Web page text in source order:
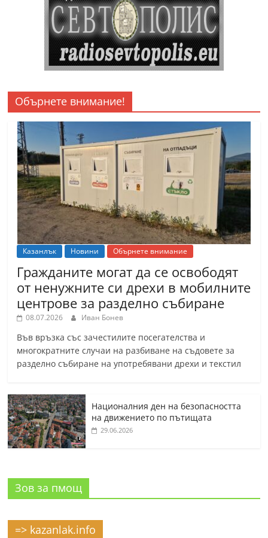
Обърнете внимание!
Казанлък Новини Обърнете внимание
Гражданите могат да се освободят
от ненужните си дрехи в мобилните
центрове за разделно събиране
08.07.2026 Иван Бонев
Във връзка със зачестилите посегателства и
многократните случаи на разбиване на съдовете за
разделно събиране на употребявани дрехи и текстил
Националния ден на безопасността
на движението по пътищата
29.06.2026
Зов за пмощ
=> kazanlak.info